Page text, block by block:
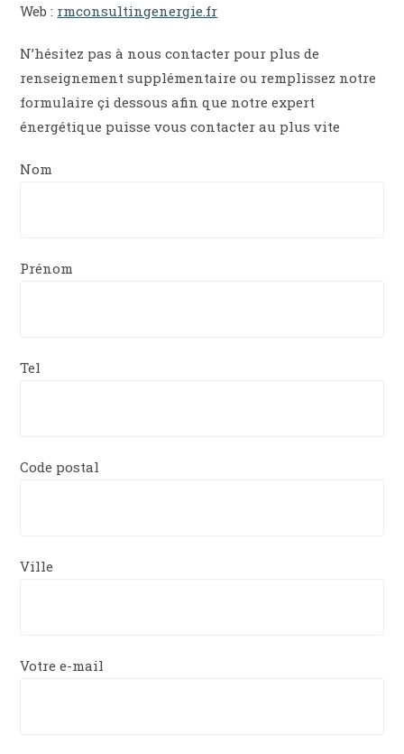
Web : rmconsultingenergie.fr
N’hésitez pas à nous contacter pour plus de
renseignement supplémentaire ou remplissez notre
formulaire çi dessous afin que notre expert
énergétique puisse vous contacter au plus vite
Nom
Prénom
Tel
Code postal
Ville
Votre e-mail